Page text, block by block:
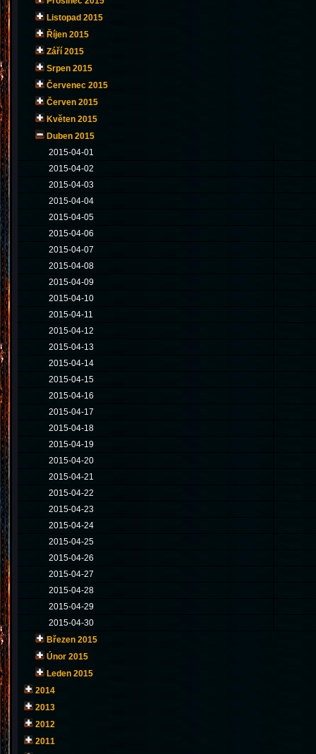
Listopad 2015
Říjen 2015
Září 2015
Srpen 2015
Červenec 2015
Červen 2015
Květen 2015
Duben 2015
2015-04-01
2015-04-02
2015-04-03
2015-04-04
2015-04-05
2015-04-06
2015-04-07
2015-04-08
2015-04-09
2015-04-10
2015-04-11
2015-04-12
2015-04-13
2015-04-14
2015-04-15
2015-04-16
2015-04-17
2015-04-18
2015-04-19
2015-04-20
2015-04-21
2015-04-22
2015-04-23
2015-04-24
2015-04-25
2015-04-26
2015-04-27
2015-04-28
2015-04-29
2015-04-30
Březen 2015
Únor 2015
Leden 2015
2014
2013
2012
2011